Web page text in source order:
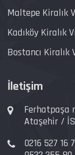
Maltepe Kiralık
Kadıköy Kiralık
Bostancı Kiralık
İletişim
Ferhatpaşa
Ataşehir /
0216 527 16